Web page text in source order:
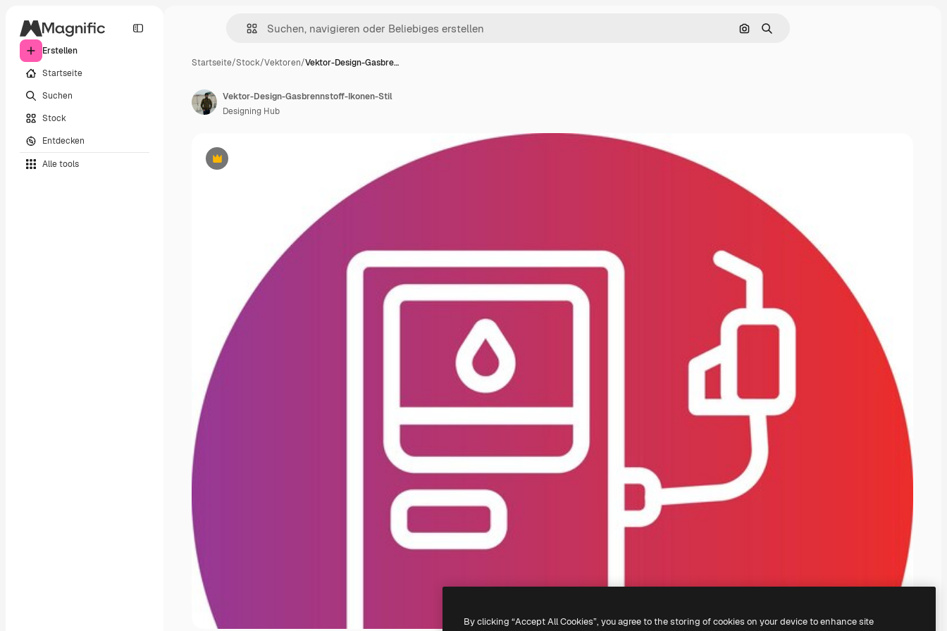
Erstellen
Startseite
Suchen
Stock
Entdecken
Alle tools
Nach Bild suchen
Suchen
Startseite/Stock/Vektoren/Vektor-Design-Gasbre…
Premium
Vektor-Design-Gasbrennstoff-Ikonen-Stil
Designing Hub
By clicking “Accept All Cookies”, you agree to the storing of cookies on your device to enhance site